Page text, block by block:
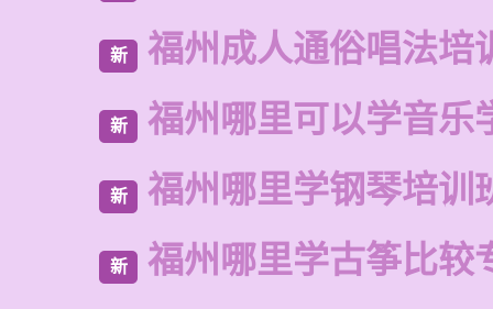
新 福州成人通俗唱法培
新 福州哪里可以学音乐
新 福州哪里学钢琴培训
新 福州哪里学古筝比较